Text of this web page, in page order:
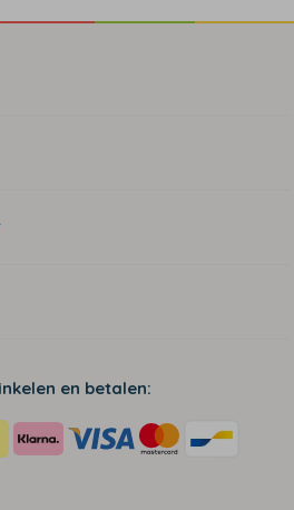
en betalen: